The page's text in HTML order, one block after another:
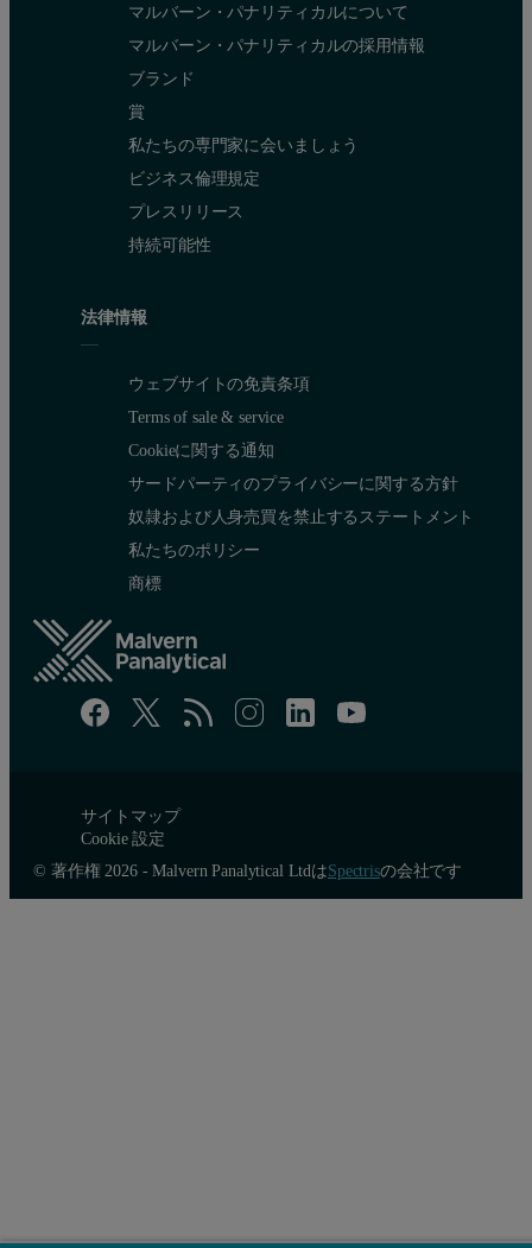
マルバーン・パナリティカルについて
マルバーン・パナリティカルの採用情報
ブランド
賞
私たちの専門家に会いましょう
ビジネス倫理規定
プレスリリース
持続可能性
法律情報
ウェブサイトの免責条項
Terms of sale & service
Cookieに関する通知
サードパーティのプライバシーに関する方針
奴隷および人身売買を禁止するステートメント
私たちのポリシー
商標
サイトマップ
Cookie 設定
© 著作権 2026 - Malvern Panalytical LtdはSpectrisの会社です